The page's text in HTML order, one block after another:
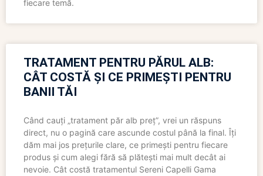
fiecare temă.
TRATAMENT PENTRU PĂRUL ALB:
CÂT COSTĂ ȘI CE PRIMEȘTI PENTRU
BANII TĂI
Când cauți „tratament păr alb preț”, vrei un răspuns
direct, nu o pagină care ascunde costul până la final. Îți
dăm mai jos prețurile clare, ce primești pentru fiecare
produs și cum alegi fără să plătești mai mult decât ai
nevoie. Cât costă tratamentul Sereni Capelli Gama